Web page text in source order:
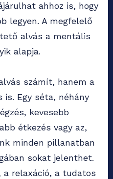
ahhoz is, hogy
legyen. A megfelelő
alvás a mentális
alapja.
számít, hanem a
is. Egy séta, néhány
kevesebb
étkezés vagy az,
minden pillanatban
sokat jelenthet.
a relaxáció, a tudatos